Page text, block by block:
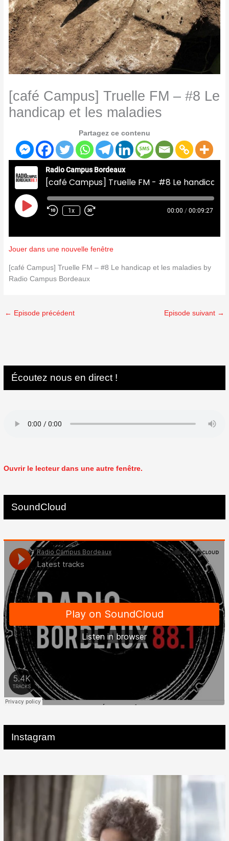
[café Campus] Truelle FM – #8 Le
handicap et les maladies
Partagez ce contenu
Radio Campus Bordeaux
Play
Episode
1x 00:00 / 00:09:27
Jouer dans une nouvelle fenêtre
[café Campus] Truelle FM – #8 Le handicap et les maladies by
Radio Campus Bordeaux
← Episode précédent Episode suivant →
Écoutez nous en direct !
Ouvrir le lecteur dans une autre fenêtre.
SoundCloud
Instagram